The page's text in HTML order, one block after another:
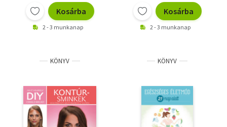
Kosárba
2 - 3 munkanap
Kosárba
2 - 3 munkanap
KÖNYV KÖNYV